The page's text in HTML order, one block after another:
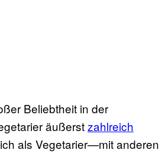
Beliebtheit in der
äußerstzahlreich
als Vegetarier—mit anderen